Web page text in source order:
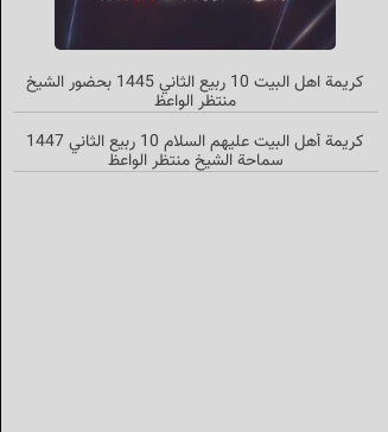
کریمة اهل البیت 10 ربیع الثاني 1445 بحضور الشیخ
منتظر الواعظ
كريمة أهل البيت عليهم السلام 10 ربيع الثاني 1447
سماحة الشيخ منتظر الواعظ